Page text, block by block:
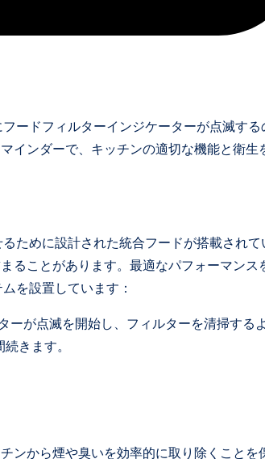
ードフィルターインジケーターが点滅する
インダーで、キッチンの適切な機能と衛生
ために設計された統合フードが搭載されて
ることがあります。最適なパフォーマンス
を設置しています：
が点滅を開始し、フィルターを清掃する
きます。
ンから煙や臭いを効率的に取り除くことを